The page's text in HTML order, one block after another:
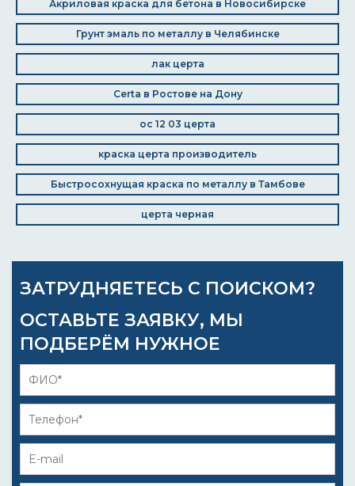
Акриловая краска для бетона в Новосибирске
Грунт эмаль по металлу в Челябинске
лак церта
Certa в Ростове на Дону
ос 12 03 церта
краска церта производитель
Быстросохнущая краска по металлу в Тамбове
церта черная
ЗАТРУДНЯЕТЕСЬ С ПОИСКОМ?
ОСТАВЬТЕ ЗАЯВКУ, МЫ
ПОДБЕРЁМ НУЖНОЕ